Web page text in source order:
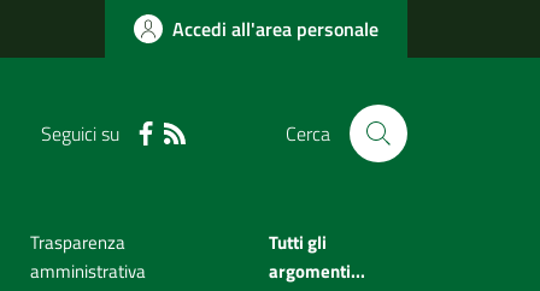
Accedi all'area personale
Seguici su Cerca
Trasparenza
amministrativa
Tutti gli
argomenti...